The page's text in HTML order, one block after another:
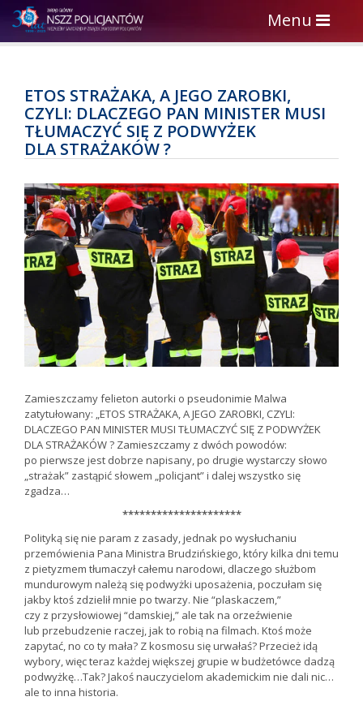
Toggle
navigation
Menu
ETOS STRAŻAKA, A JEGO ZAROBKI,
CZYLI: DLACZEGO PAN MINISTER MUSI
TŁUMACZYĆ SIĘ Z PODWYŻEK
DLA STRAŻAKÓW ?
Zamieszczamy felieton autorki o pseudonimie Malwa
zatytułowany: „ETOS STRAŻAKA, A JEGO ZAROBKI, CZYLI:
DLACZEGO PAN MINISTER MUSI TŁUMACZYĆ SIĘ Z PODWYŻEK
DLA STRAŻAKÓW ? Zamieszczamy z dwóch powodów:
po pierwsze jest dobrze napisany, po drugie wystarczy słowo
„strażak” zastąpić słowem „policjant” i dalej wszystko się
zgadza…
*********************
Polityką się nie param z zasady, jednak po wysłuchaniu
przemówienia Pana Ministra Brudzińskiego, który kilka dni temu
z pietyzmem tłumaczył całemu narodowi, dlaczego służbom
mundurowym należą się podwyżki uposażenia, poczułam się
jakby ktoś zdzielił mnie po twarzy. Nie “plaskaczem,”
czy z przysłowiowej “damskiej,” ale tak na orzeźwienie
lub przebudzenie raczej, jak to robią na filmach. Ktoś może
zapytać, no co ty mała? Z kosmosu się urwałaś? Przecież idą
wybory, więc teraz każdej większej grupie w budżetówce dadzą
podwyżkę…Tak? Jakoś nauczycielom akademickim nie dali nic…
ale to inna historia.